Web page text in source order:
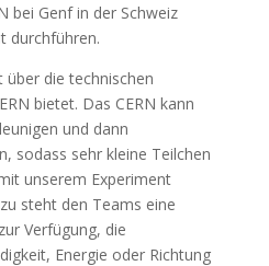
bei Genf in der Schweiz
durchführen.
die technischen
bietet. Das CERN kann
und dann
sodass sehr kleine Teilchen
unserem Experiment
steht den Teams eine
Verfügung, die
Energie oder Richtung